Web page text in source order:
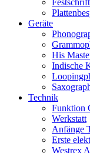
Geräte
His
Indische
Technik
Funktion
Werkstatt
Anfänge
Erste
Westrex